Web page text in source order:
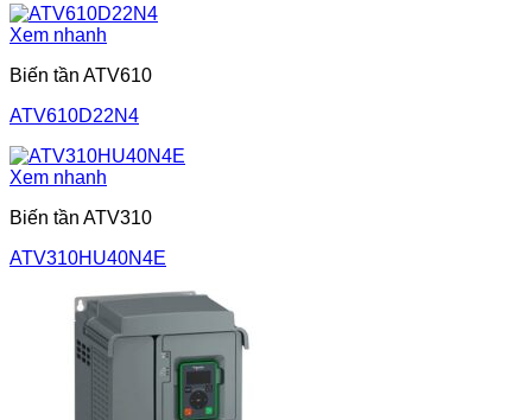
Xem nhanh
Biến tần ATV610
ATV610D22N4
Xem nhanh
Biến tần ATV310
ATV310HU40N4E